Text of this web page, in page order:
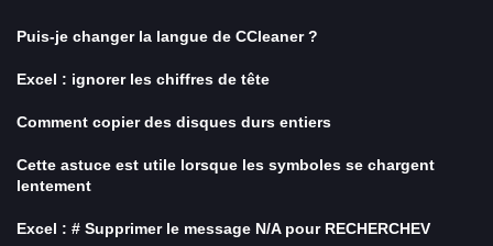
Puis-je changer la langue de CCleaner ?
Excel : ignorer les chiffres de tête
Comment copier des disques durs entiers
Cette astuce est utile lorsque les symboles se chargent
lentement
Excel : # Supprimer le message N/A pour RECHERCHEV